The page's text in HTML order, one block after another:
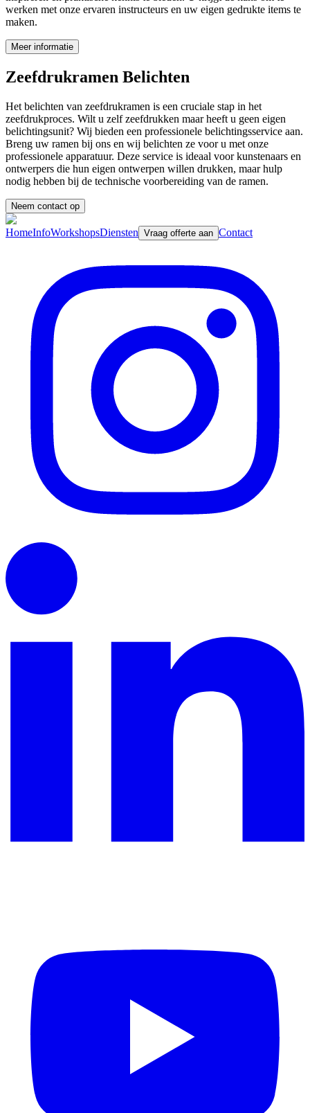
werken met onze ervaren instructeurs en uw eigen gedrukte items te
maken.
Meer informatie
Zeefdrukramen Belichten
Het belichten van zeefdrukramen is een cruciale stap in het
zeefdrukproces. Wilt u zelf zeefdrukken maar heeft u geen eigen
belichtingsunit? Wij bieden een professionele belichtingsservice aan.
Breng uw ramen bij ons en wij belichten ze voor u met onze
professionele apparatuur. Deze service is ideaal voor kunstenaars en
ontwerpers die hun eigen ontwerpen willen drukken, maar hulp
nodig hebben bij de technische voorbereiding van de ramen.
Neem contact op
HomeInfoWorkshopsDiensten Vraag offerte aan Contact